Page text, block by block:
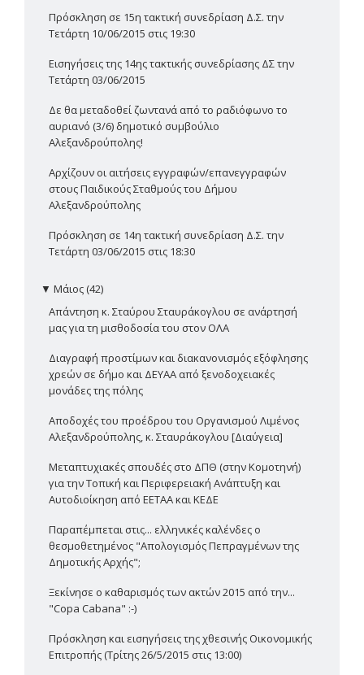
Πρόσκληση σε 15η τακτική συνεδρίαση Δ.Σ. την
Τετάρτη 10/06/2015 στις 19:30
Εισηγήσεις της 14ης τακτικής συνεδρίασης ΔΣ την
Τετάρτη 03/06/2015
Δε θα μεταδοθεί ζωντανά από το ραδιόφωνο το
αυριανό (3/6) δημοτικό συμβούλιο
Αλεξανδρούπολης!
Αρχίζουν οι αιτήσεις εγγραφών/επανεγγραφών
στους Παιδικούς Σταθμούς του Δήμου
Αλεξανδρούπολης
Πρόσκληση σε 14η τακτική συνεδρίαση Δ.Σ. την
Τετάρτη 03/06/2015 στις 18:30
▼ Μάιος (42)
Απάντηση κ. Σταύρου Σταυράκογλου σε ανάρτησή
μας για τη μισθοδοσία του στον ΟΛΑ
Διαγραφή προστίμων και διακανονισμός εξόφλησης
χρεών σε δήμο και ΔΕΥΑΑ από ξενοδοχειακές
μονάδες της πόλης
Αποδοχές του προέδρου του Οργανισμού Λιμένος
Αλεξανδρούπολης, κ. Σταυράκογλου [Διαύγεια]
Μεταπτυχιακές σπουδές στο ΔΠΘ (στην Κομοτηνή)
για την Τοπική και Περιφερειακή Ανάπτυξη και
Αυτοδιοίκηση από ΕΕΤΑΑ και ΚΕΔΕ
Παραπέμπεται στις... ελληνικές καλένδες ο
θεσμοθετημένος "Απολογισμός Πεπραγμένων της
Δημοτικής Αρχής";
Ξεκίνησε ο καθαρισμός των ακτών 2015 από την...
"Copa Cabana" :-)
Πρόσκληση και εισηγήσεις της χθεσινής Οικονομικής
Επιτροπής (Τρίτης 26/5/2015 στις 13:00)